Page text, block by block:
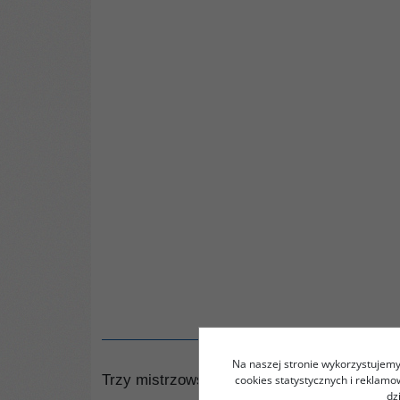
Trzy mistrzowskie obrazy Tybetu i Chin w
Na naszej stronie
cookies statystycznych i